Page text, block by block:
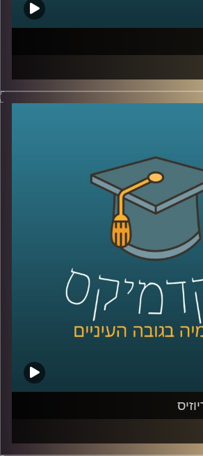
עם ד׳׳ר מאיר ג׳בדנפר, איראן
מתמשכת, דיכוי אלים שבו נהרגו
מה באמת קורה בתוך איראן היום, איך
עד כמה המשטר מרגיש מאוים, ואיך כל
ולמה שאנחנו רואים בכותרות.
שב אלינו ד׳׳ר מאיר ג׳בדנפר, מומחה
של איראן בבית הספר לאודר לממשל,
באוניברסיטת רייכמן
קשות כמו סרטן, אנחנו בדרך